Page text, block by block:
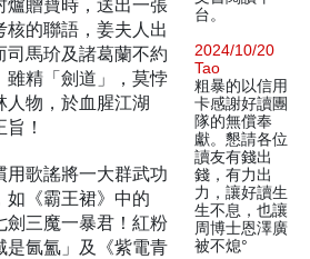
爐贈寶時，送出一張
的聯語，姜夫人出
司馬玠及諸葛蘭不約
雖精「劍道」，莫悖
人物，於血腥江湖
！
用歌謠將一大群武功
如《霸王裙》中的
劍三魔一暴君！紅粉
是氤氳」及《紫電青
台。
2024/10/20
Tao
粗暴的以信用
卡感謝好讀團
隊的無償奉
獻。懇請各位
讀友有錢出
錢，有力出
力，讓好讀生
生不息，也讓
周博士恩澤廣
被不熄°